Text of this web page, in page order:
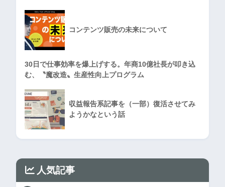
コンテンツ販売の未来について
30日で仕事効率を爆上げする。年商10億社長が叩き込
む、〝魔改造〟生産性向上プログラム
収益報告系記事を（一部）復活させてみ
ようかなという話
人気記事